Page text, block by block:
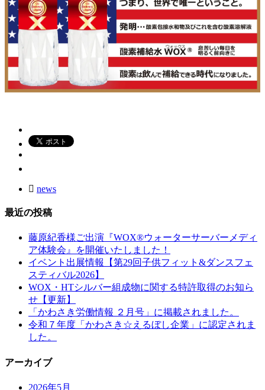
news
最近の投稿
藤原紀香様ご出演『WOX®ウォーターサーバーメディ
ア体験会』を開催いたしました！
イベント出展情報【第29回子供フィット&ダンスフェ
スティバル2026】
WOX・HTシルバー組成物に関する特許取得のお知ら
せ【更新】
「かわさき労働情報 ２月号」に掲載されました。
令和７年度「かわさき☆えるぼし企業」に認定されま
した。
アーカイブ
2026年5月